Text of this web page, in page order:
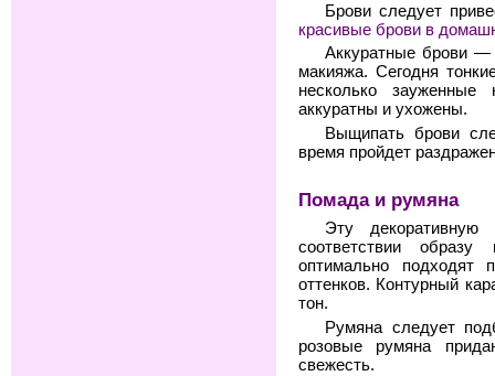
Брови следует
красивые брови в
Аккуратные брови —
макияжа. Сегодня
несколько
аккуратны и ухожены.
Выщипать брови
время пройдет
Помада и румяна
Эту декоративную
соответствии
оптимально подходят
оттенков. Контурный
тон.
Румяна следует
розовые румяна
свежесть.